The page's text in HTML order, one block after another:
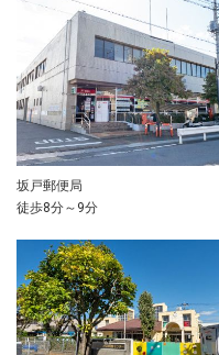
坂戸郵便局
徒歩8分～9分